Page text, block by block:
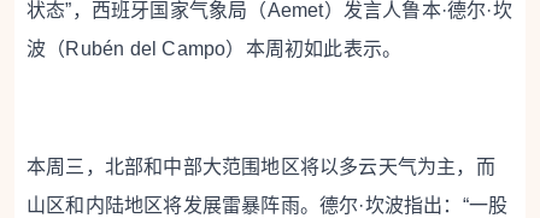
状态”，西班牙国家气象局（Aemet）发言人鲁本·德尔·坎
波（Rubén del Campo）本周初如此表示。
本周三，北部和中部大范围地区将以多云天气为主，而
山区和内陆地区将发展雷暴阵雨。德尔·坎波指出：“一股